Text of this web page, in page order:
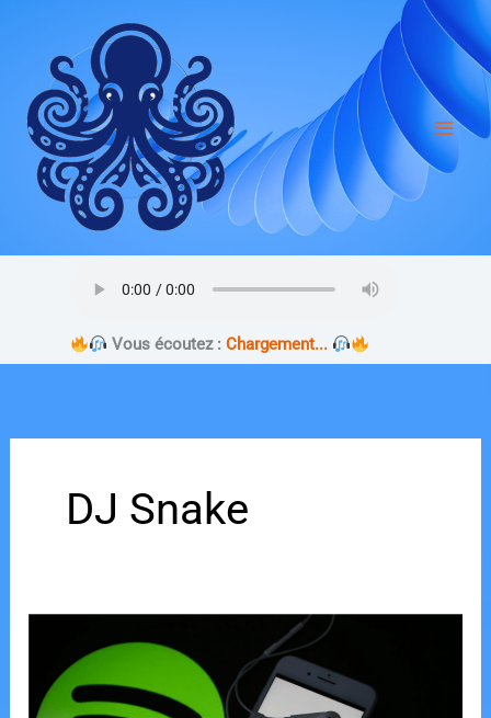
contenu
Vous écoutez :Chargement...
DJ Snake